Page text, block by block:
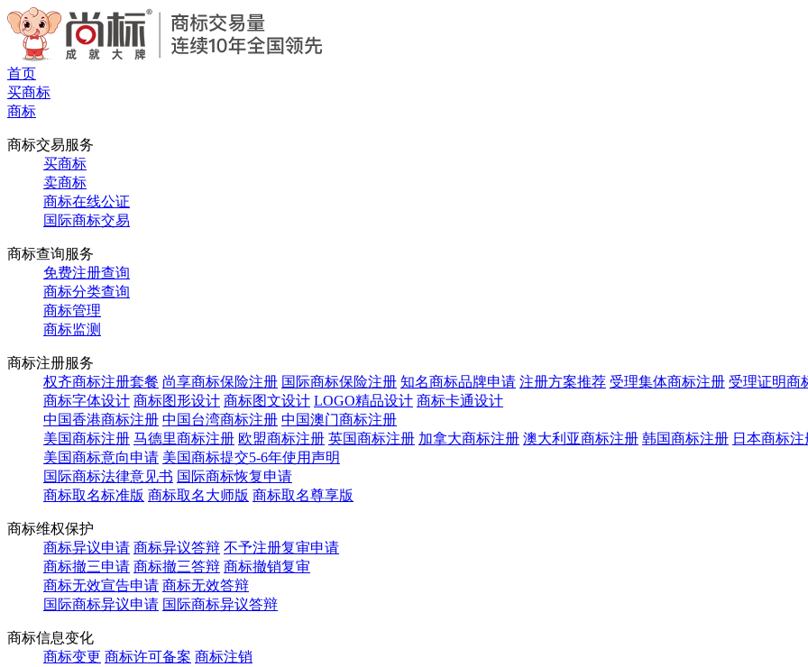
首页
买商标
商标
商标交易服务
买商标
卖商标
商标在线公证
国际商标交易
商标查询服务
免费注册查询
商标分类查询
商标管理
商标监测
商标注册服务
权齐商标注册套餐 尚享商标保险注册 国际商标保险注册 知名商标品牌申请 注册方案推荐 受理集体商标注册 受理证明商
商标字体设计 商标图形设计 商标图文设计 LOGO精品设计 商标卡通设计
中国香港商标注册 中国台湾商标注册 中国澳门商标注册
美国商标注册 马德里商标注册 欧盟商标注册 英国商标注册 加拿大商标注册 澳大利亚商标注册 韩国商标注册 日本商标注
美国商标意向申请 美国商标提交5-6年使用声明
国际商标法律意见书 国际商标恢复申请
商标取名标准版 商标取名大师版 商标取名尊享版
商标维权保护
商标异议申请 商标异议答辩 不予注册复审申请
商标撤三申请 商标撤三答辩 商标撤销复审
商标无效宣告申请 商标无效答辩
国际商标异议申请 国际商标异议答辩
商标信息变化
商标变更 商标许可备案 商标注销